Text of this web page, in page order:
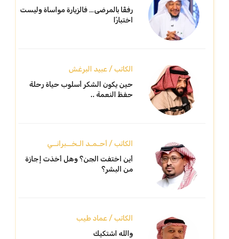
رفقًا بالمرضى… فالزيارة مواساة وليست
اختبارًا
الكاتب / عبيد البرغش
حين يكون الشكر أسلوب حياة رحلة
حفظ النعمة ..
الكاتب / أحـمـد الـخــبرانــي
أين اختفت الجن؟ وهل أخذت إجازة
من البشر؟
الكاتب / عماد طيب
والله اشتكيك